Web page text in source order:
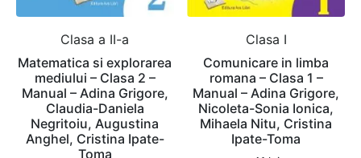
Clasa a II-a
Matematica si explorarea
mediului – Clasa 2 –
Manual – Adina Grigore,
Claudia-Daniela
Negritoiu, Augustina
Anghel, Cristina Ipate-
Toma
Clasa I
Comunicare in limba
romana – Clasa 1 –
Manual – Adina Grigore,
Nicoleta-Sonia Ionica,
Mihaela Nitu, Cristina
Ipate-Toma